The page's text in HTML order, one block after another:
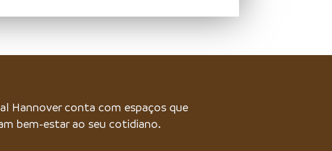
Hannover conta com espaços que
bem-estar ao seu cotidiano.